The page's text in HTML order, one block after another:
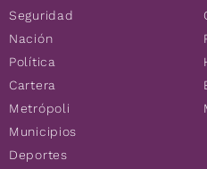
Seguridad
Nación
Política
Cartera
Metrópoli
Municipios
Deportes